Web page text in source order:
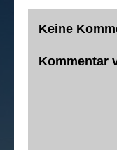
Keine
Kommentar